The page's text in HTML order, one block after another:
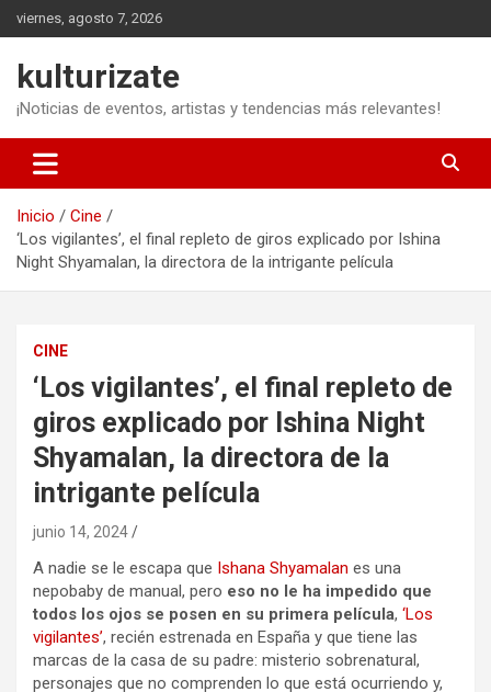
Saltar
al
viernes, agosto 7, 2026
kulturizate
¡Noticias de eventos, artistas y tendencias más relevantes!
Inicio
Cine
‘Los vigilantes’, el final repleto de giros explicado por Ishina
Night Shyamalan, la directora de la intrigante película
CINE
‘Los vigilantes’, el final repleto de
giros explicado por Ishina Night
Shyamalan, la directora de la
intrigante película
junio 14, 2024
A nadie se le escapa que Ishana Shyamalan es una
nepobaby de manual, pero eso no le ha impedido que
todos los ojos se posen en su primera película, ‘Los
vigilantes’, recién estrenada en España y que tiene las
marcas de la casa de su padre: misterio sobrenatural,
personajes que no comprenden lo que está ocurriendo y,